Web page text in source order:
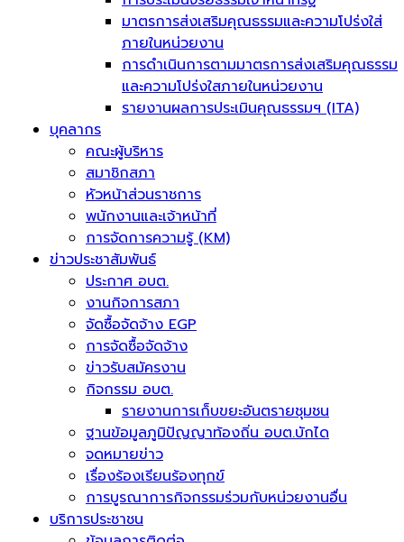
มาตรการส่งเสริมคุณธรรมและความโปร่งใส่
ภายในหน่วยงาน
การดำเนินการตามมาตรการส่งเสริมคุณธรรม
และความโปร่งใสภายในหน่วยงาน
รายงานผลการประเมินคุณธรรมฯ (ITA)
บุคลากร
คณะผู้บริหาร
สมาชิกสภา
หัวหน้าส่วนราชการ
พนักงานและเจ้าหน้าที่
การจัดการความรู้ (KM)
ข่าวประชาสัมพันธ์
ประกาศ อบต.
งานกิจการสภา
จัดซื้อจัดจ้าง EGP
การจัดซื้อจัดจ้าง
ข่าวรับสมัครงาน
กิจกรรม อบต.
รายงานการเก็บขยะอันตรายชุมชน
ฐานข้อมูลภูมิปัญญาท้องถิ่น อบต.บักได
จดหมายข่าว
เรื่องร้องเรียนร้องทุกข์
การบูรณาการกิจกรรมร่วมกับหน่วยงานอื่น
บริการประชาชน